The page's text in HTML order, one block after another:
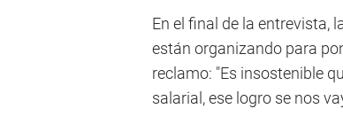
En el final de la entrevista,
están organizando para
reclamo: "Es insostenible
salarial, ese logro se nos